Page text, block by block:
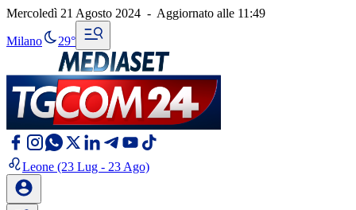
Mercoledì 21 Agosto 2024 - Aggiornato alle 11:49
Milano 29°
Leone (23 Lug - 23 Ago)